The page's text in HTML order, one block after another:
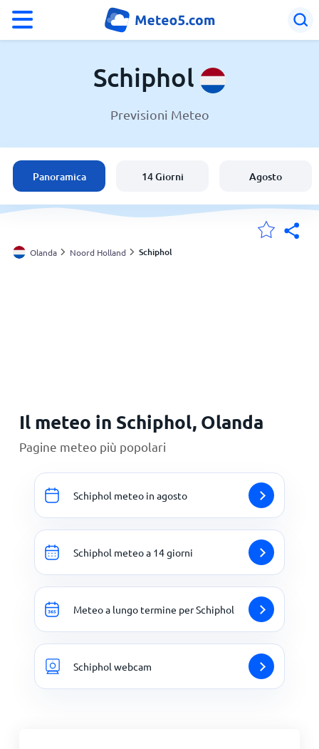
Olanda
Italia
Svizzera
Schiphol
Previsioni Meteo
Panoramica 14 Giorni Agosto
Olanda Noord Holland Schiphol
Il meteo in Schiphol, Olanda
Pagine meteo più popolari
Schiphol meteo in agosto
Schiphol meteo a 14 giorni
Meteo a lungo termine per Schiphol
Schiphol webcam